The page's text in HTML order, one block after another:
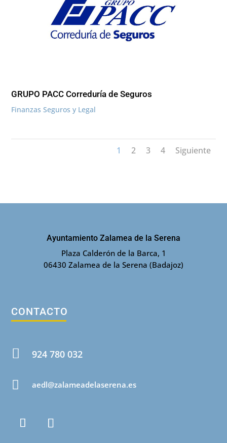
GRUPO PACC Correduría de Seguros
Finanzas Seguros y Legal
1 2 3 4 Siguiente
Ayuntamiento Zalamea de la Serena
Plaza Calderón de la Barca, 1
06430 Zalamea de la Serena (Badajoz)
CONTACTO
 924 780 032
 aedl@zalameadelaserena.es